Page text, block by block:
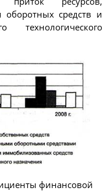
средств и
технологического
финансовой